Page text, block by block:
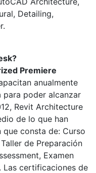
Detailing,
Premiere
anualmente
para poder alcanzar
Revit Architecture
de lo que han
consta de: Curso
de Preparación
Examen
Las certificaciones de